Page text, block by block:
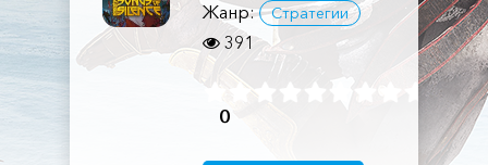
Жанр: Стратегии
391
0